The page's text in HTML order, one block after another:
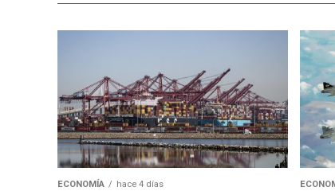
ECONOMÍA hace 4 días